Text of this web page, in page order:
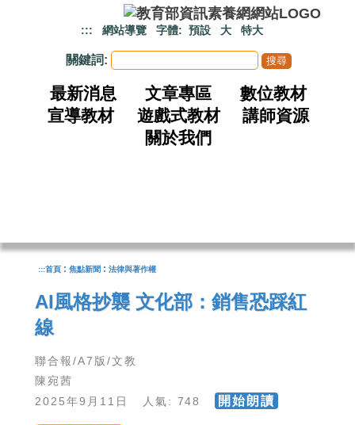
::: 網站導覽 字體: 預設 大 特大
關鍵詞:
最新消息 文章專區
數位教材
宣導教材
遊戲式教材
講師資源
關於我們
:::首頁 : 焦點新聞 : 法律與著作權
AI風格抄襲 文化部：銷售恐踩紅
線
聯合報/A7版/文教
陳宛茜
2025年9月11日 人氣: 748
開始朗讀